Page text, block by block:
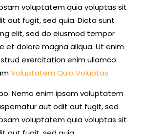
voluptatem quia voluptas sit
aut fugit, sed quia. Dicta sunt
elit, sed do eiusmod tempor
et dolore magna aliqua. Ut enim
exercitation enim ullamco.
Voluptatem Quia Voluptas.
Nemo enim ipsam voluptatem
aut odit aut fugit, sed
voluptatem quia voluptas sit